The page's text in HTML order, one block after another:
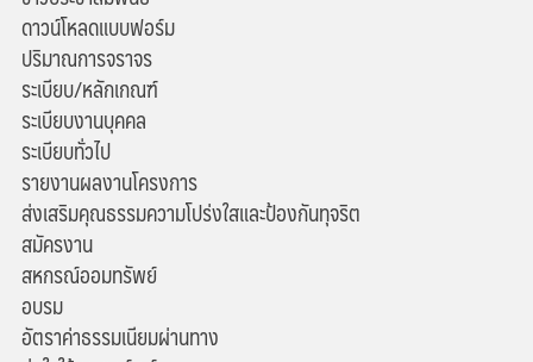
ดาวน์โหลดแบบฟอร์ม
ปริมาณการจราจร
ระเบียบ/หลักเกณฑ์
ระเบียบงานบุคคล
ระเบียบทั่วไป
รายงานผลงานโครงการ
ส่งเสริมคุณธรรมความโปร่งใสและป้องกันทุจริต
สมัครงาน
สหกรณ์ออมทรัพย์
อบรม
อัตราค่าธรรมเนียมผ่านทาง